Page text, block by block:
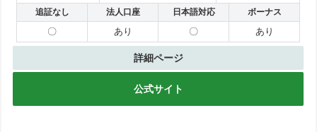
追証なし 法人口座 日本語対応 ボーナス
〇 あり 〇 あり
詳細ページ
公式サイト